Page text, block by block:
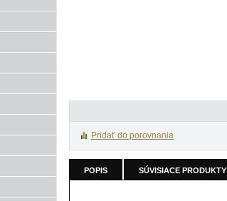
Pridať do porovnania
POPIS SÚVISIACE PRODUKTY